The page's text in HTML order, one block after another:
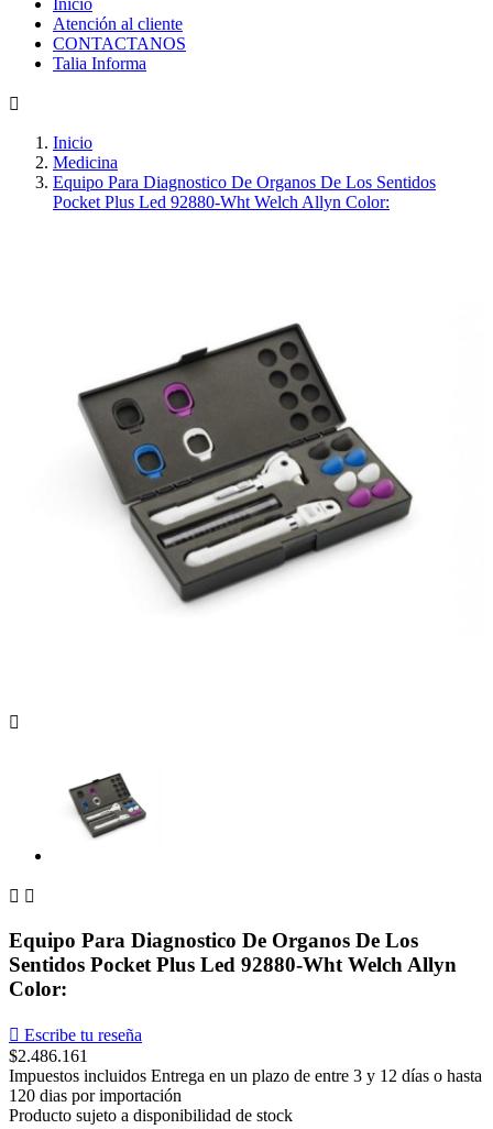
Inicio
Atención al cliente
CONTACTANOS
Talia Informa

Inicio
Medicina
Equipo Para Diagnostico De Organos De Los Sentidos
Pocket Plus Led 92880-Wht Welch Allyn Color:

 
Equipo Para Diagnostico De Organos De Los
Sentidos Pocket Plus Led 92880-Wht Welch Allyn
Color:
 Escribe tu reseña
$2.486.161
Impuestos incluidos Entrega en un plazo de entre 3 y 12 días o hasta
120 dias por importación
Producto sujeto a disponibilidad de stock